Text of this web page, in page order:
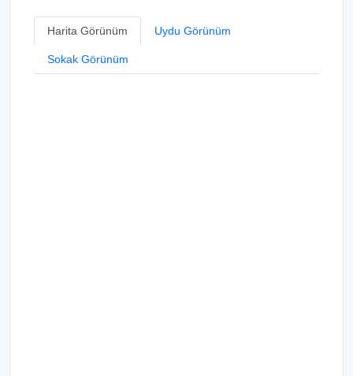
Harita Görünüm Uydu Görünüm
Sokak Görünüm